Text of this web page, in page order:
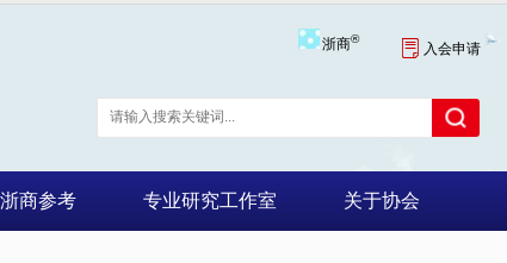
 入会申请
浙商®
浙商参考 专业研究工作室 关于协会